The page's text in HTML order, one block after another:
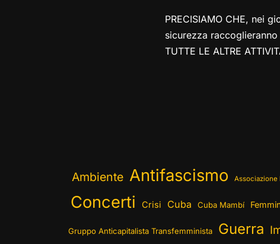
PRECISIAMO CHE, nei
sicurezza
TUTTE LE ALTRE
Ambiente Antifascismo Associazione
Concerti Crisi Cuba Cuba Mambí
Gruppo Anticapitalista Transfemminista Guerra